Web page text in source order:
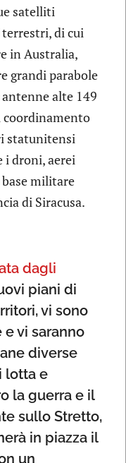
satelliti
di cui
in Australia,
grandi parabole
alte 149
coordinamento
statunitensi
i droni, aerei
militare
di Siracusa.
dagli
piani di
vi sono
e vi saranno
diverse
lotta e
la guerra e il
sullo Stretto,
in piazza il
un